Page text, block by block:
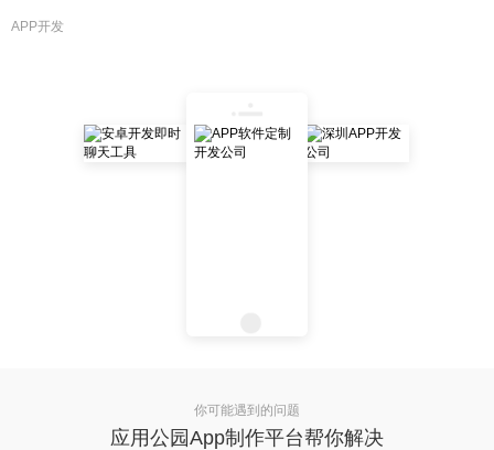
APP开发
你可能遇到的问题
应用公园App制作平台帮你解决